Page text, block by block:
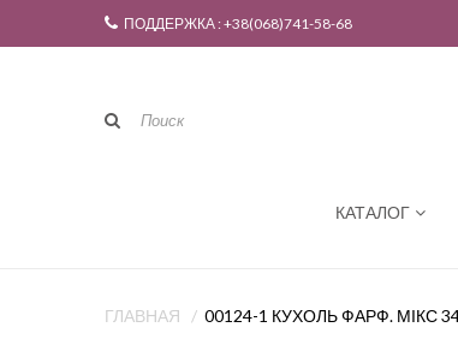
ПОДДЕРЖКА : +38(068)741-58-68
КАТАЛОГ
ГЛАВНАЯ 00124-1 КУХОЛЬ ФАРФ. МІКС